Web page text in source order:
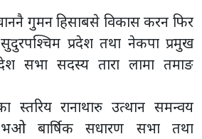
गुमन हिसाबसे विकास करन फिर
प्रदेश तथा नेकपा प्रमुख
सभा सदस्य तारा लामा तमाङ
स्तरिय रानाथारु उत्थान समन्वय
बार्षिक सधारण सभा तथा